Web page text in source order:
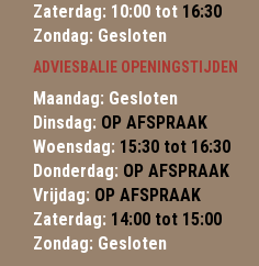
Zaterdag: 10:00 tot 16:30
Zondag: Gesloten
ADVIESBALIE OPENINGSTIJDEN
Maandag: Gesloten
Dinsdag: OP AFSPRAAK
Woensdag: 15:30 tot 16:30
Donderdag: OP AFSPRAAK
Vrijdag: OP AFSPRAAK
Zaterdag: 14:00 tot 15:00
Zondag: Gesloten